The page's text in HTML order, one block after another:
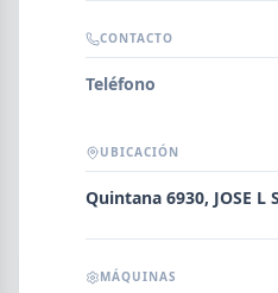
Error al
NOMBRE
CONTACTO
Teléfono
UBICACIÓN
Quintana 6930, JOSE L
MÁQUINAS